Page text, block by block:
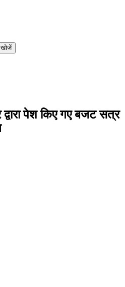
पेश किए गए बजट सत्र